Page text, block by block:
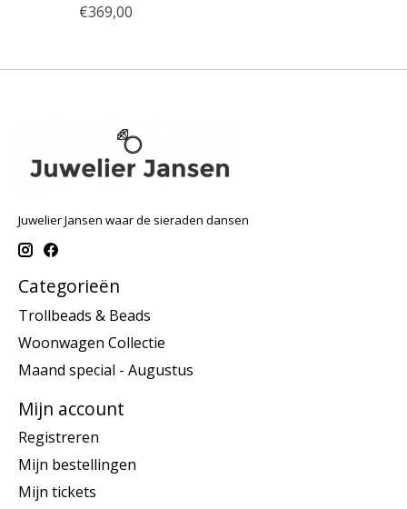
€369,00
Juwelier Jansen waar de sieraden dansen
Categorieën
Trollbeads & Beads
Woonwagen Collectie
Maand special - Augustus
Mijn account
Registreren
Mijn bestellingen
Mijn tickets